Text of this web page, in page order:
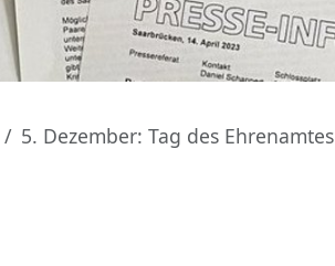
5. Dezember: Tag des Ehrenamtes